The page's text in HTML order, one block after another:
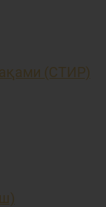
(СТИР)